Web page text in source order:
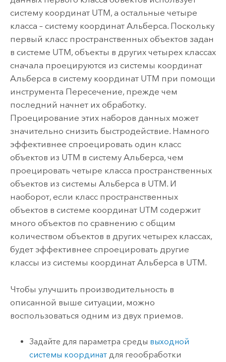
систему координат UTM, а остальные четыре
класса – систему координат Альберса. Поскольку
первый класс пространственных объектов задан
в системе UTM, объекты в других четырех классах
сначала проецируются из системы координат
Альберса в систему координат UTM при помощи
инструмента Пересечение, прежде чем
последний начнет их обработку.
Проецирование этих наборов данных может
значительно снизить быстродействие. Намного
эффективнее спроецировать один класс
объектов из UTM в систему Альберса, чем
проецировать четыре класса пространственных
объектов из системы Альберса в UTM. И
наоборот, если класс пространственных
объектов в системе координат UTM содержит
много объектов по сравнению с общим
количеством объектов в других четырех классах,
будет эффективнее спроецировать другие
классы из системы координат Альберса в UTM.
Чтобы улучшить производительность в
описанной выше ситуации, можно
воспользоваться одним из двух приемов.
Задайте для параметра среды выходной
системы координат для геообработки